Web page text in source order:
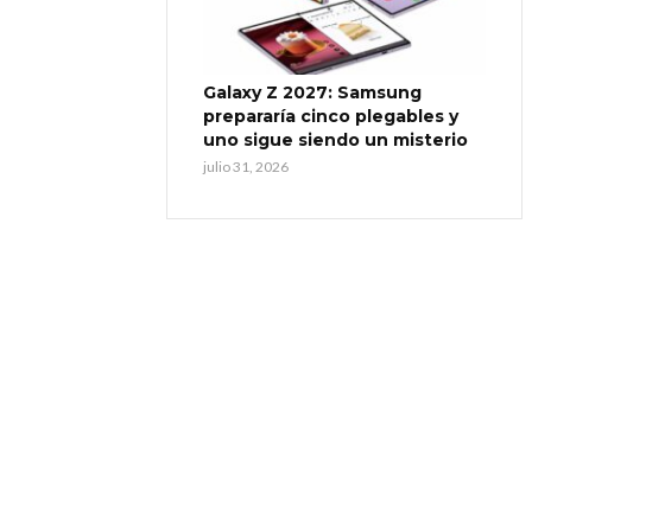
Galaxy Z 2027: Samsung
prepararía cinco plegables y
uno sigue siendo un misterio
julio 31, 2026